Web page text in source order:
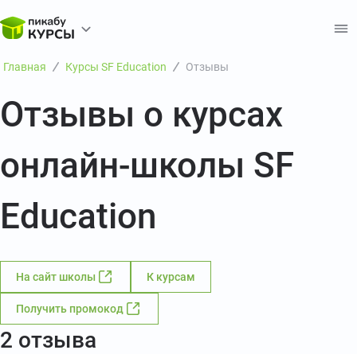
Главная Курсы SF Education Отзывы
Отзывы о курсах
онлайн-школы SF
Education
На сайт школы К курсам
Получить промокод
2 отзыва